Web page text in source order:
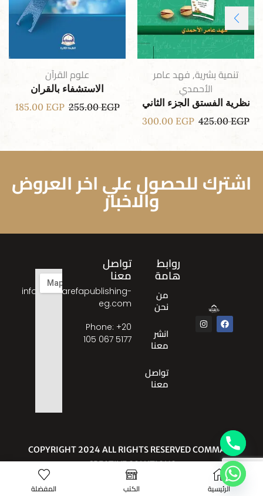
تنمية بشرية,فهد عامر
الأحمدي
نظرية الفستق الجزء الثاني
425.00EGP
300.00 EGP
علوم القرآن
الاستشفاء بالقران
255.00EGP
185.00 EGP
اشترك للحصول علي اخر العروض
والاخبار
روابط
هامة
من
نحن
انشر
معنا
تواصل
معنا
تواصل
معنا
info@almarefapublishing-
eg.com
Phone: ‎+20
105 067 5177
© COPYRIGHT 2024 ALL RIGHTS RESERVED COMMA
CREATIVE SOLUTIONS
الرئيسية الكتب المفضلة